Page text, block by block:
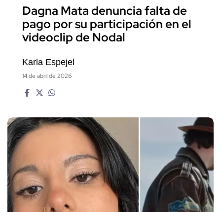
Dagna Mata denuncia falta de
pago por su participación en el
videoclip de Nodal
Karla Espejel
14 de abril de 2026